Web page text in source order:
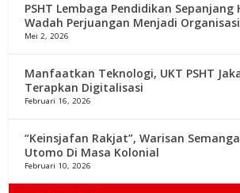
PSHT Lembaga Pendidikan Sepanjang
Wadah Perjuangan Menjadi
Mei 2, 2026
Manfaatkan Teknologi, UKT PSHT
Terapkan Digitalisasi
Februari 16, 2026
“Keinsjafan Rakjat”, Warisan
Utomo Di Masa Kolonial
Februari 10, 2026